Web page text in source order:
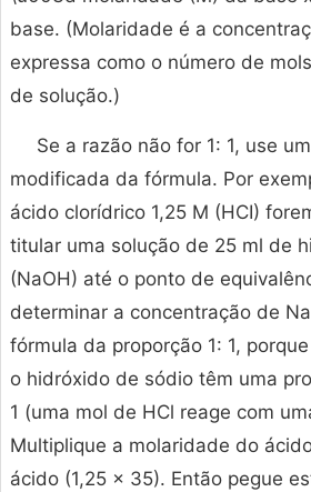
base. (Molaridade é a
expressa como o número de
de solução.)
Se a razão não for 1: 1, use
modificada da fórmula. Por
ácido clorídrico 1,25 M (HCI)
titular uma solução de 25 ml de
(NaOH) até o ponto de
determinar a concentração de
fórmula da proporção 1: 1,
o hidróxido de sódio têm uma
1 (uma mol de HCl reage com
Multiplique a molaridade do
ácido (1,25 x 35). Então pegue